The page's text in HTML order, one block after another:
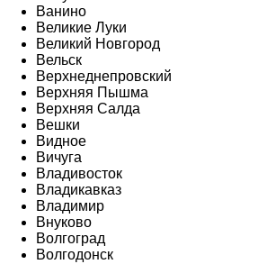
Ванино
Великие Луки
Великий Новгород
Вельск
Верхнеднепровский
Верхняя Пышма
Верхняя Салда
Вешки
Видное
Вичуга
Владивосток
Владикавказ
Владимир
Внуково
Волгоград
Волгодонск